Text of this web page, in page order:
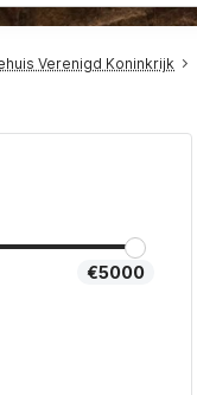
Verenigd Koninkrijk
€5000